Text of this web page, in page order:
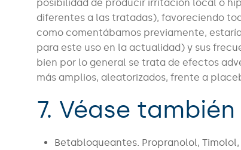
posibilidad de producir irritación local o
diferentes a las tratadas), favoreciendo
como comentábamos previamente,
para este uso en la actualidad) y sus
bien por lo general se trata de efectos
más amplios, aleatorizados, frente a
7. Véase también
Betabloqueantes. Propranolol,